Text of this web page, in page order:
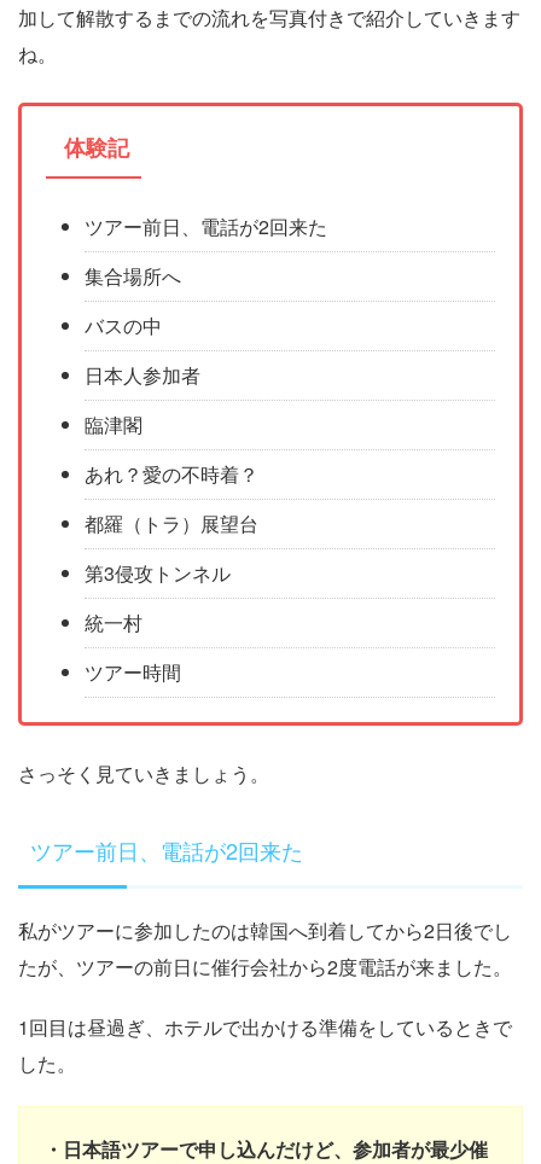
加して解散するまでの流れを写真付きで紹介していきます
ね。
体験記
ツアー前日、電話が2回来た
集合場所へ
バスの中
日本人参加者
臨津閣
あれ？愛の不時着？
都羅（トラ）展望台
第3侵攻トンネル
統一村
ツアー時間
さっそく見ていきましょう。
ツアー前日、電話が2回来た
私がツアーに参加したのは韓国へ到着してから2日後でし
たが、ツアーの前日に催行会社から2度電話が来ました。
1回目は昼過ぎ、ホテルで出かける準備をしているときで
した。
・日本語ツアーで申し込んだけど、参加者が最少催